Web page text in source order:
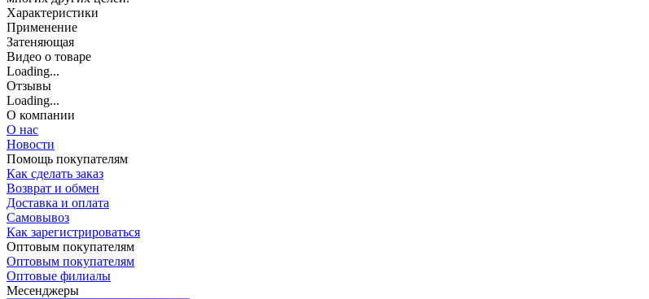
Характеристики
Применение
Затеняющая
Видео о товаре
Loading...
Отзывы
Loading...
О компании
О нас
Новости
Помощь покупателям
Как сделать заказ
Возврат и обмен
Доставка и оплата
Самовывоз
Как зарегистрироваться
Оптовым покупателям
Оптовым покупателям
Оптовые филиалы
Месенджеры